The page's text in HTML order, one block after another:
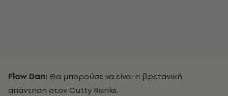
Flow Dan: Θα μπορούσε να είναι η βρετανική
απάντηση στον Cutty Ranks.